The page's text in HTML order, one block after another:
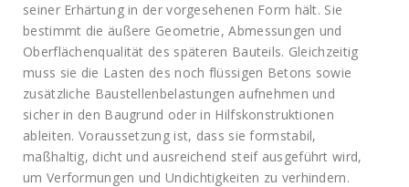
seiner Erhärtung in der vorgesehenen Form hält. Sie
bestimmt die äußere Geometrie, Abmessungen und
Oberflächenqualität des späteren Bauteils. Gleichzeitig
muss sie die Lasten des noch flüssigen Betons sowie
zusätzliche Baustellenbelastungen aufnehmen und
sicher in den Baugrund oder in Hilfskonstruktionen
ableiten. Voraussetzung ist, dass sie formstabil,
maßhaltig, dicht und ausreichend steif ausgeführt wird,
um Verformungen und Undichtigkeiten zu verhindern.